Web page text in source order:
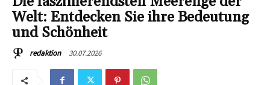
Welt: Entdecken Sie ihre Bedeutung
und Schönheit
redaktion 30.07.2026